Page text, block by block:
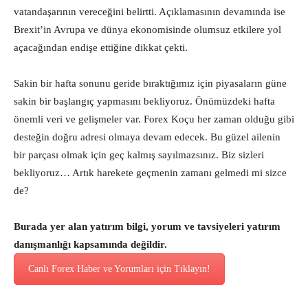
vatandaşarının vereceğini belirtti. Açıklamasının devamında ise
Brexit’in Avrupa ve dünya ekonomisinde olumsuz etkilere yol
açacağından endişe ettiğine dikkat çekti.
Sakin bir hafta sonunu geride bıraktığımız için piyasaların güne
sakin bir başlangıç yapmasını bekliyoruz. Önümüzdeki hafta
önemli veri ve gelişmeler var. Forex Koçu her zaman olduğu gibi
desteğin doğru adresi olmaya devam edecek. Bu güzel ailenin
bir parçası olmak için geç kalmış sayılmazsınız. Biz sizleri
bekliyoruz… Artık harekete geçmenin zamanı gelmedi mi sizce
de?
Burada yer alan yatırım bilgi, yorum ve tavsiyeleri yatırım
danışmanlığı kapsamında değildir.
Canlı Forex Haber ve Yorumları için Tıklayın!